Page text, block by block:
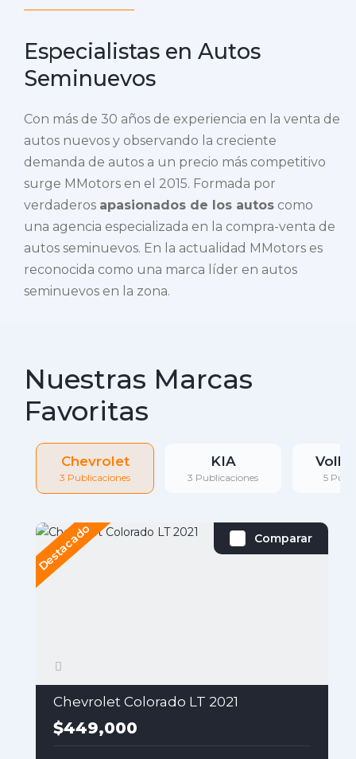
Especialistas en Autos
Seminuevos
Con más de 30 años de experiencia en la venta de
autos nuevos y observando la creciente
demanda de autos a un precio más competitivo
surge MMotors en el 2015. Formada por
verdaderos apasionados de los autos como
una agencia especializada en la compra-venta de
autos seminuevos. En la actualidad MMotors es
reconocida como una marca líder en autos
seminuevos en la zona.
Nuestras Marcas
Favoritas
Chevrolet
3 Publicaciones
KIA
3 Publicaciones 5
Comparar
Destacado
Chevrolet Colorado LT 2021
$449,000